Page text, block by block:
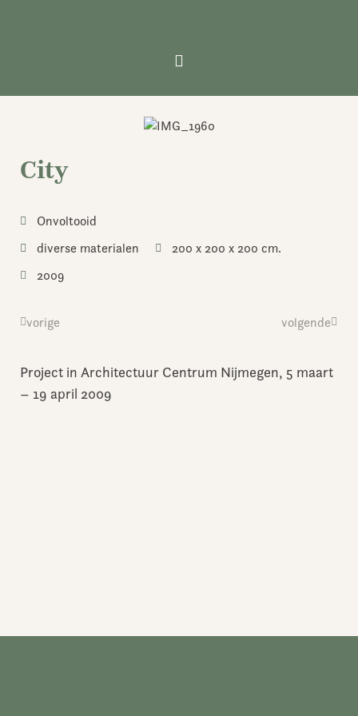
City
Onvoltooid
diverse materialen
200 x 200 x 200 cm.
2009
Vorige
vorige volgende
Project in Architectuur Centrum Nijmegen, 5 maart
– 19 april 2009